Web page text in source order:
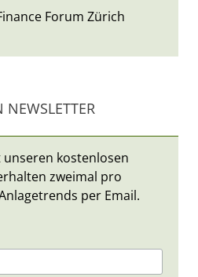
Forum Zürich
NEWSLETTER
kostenlosen
zweimal pro
per Email.